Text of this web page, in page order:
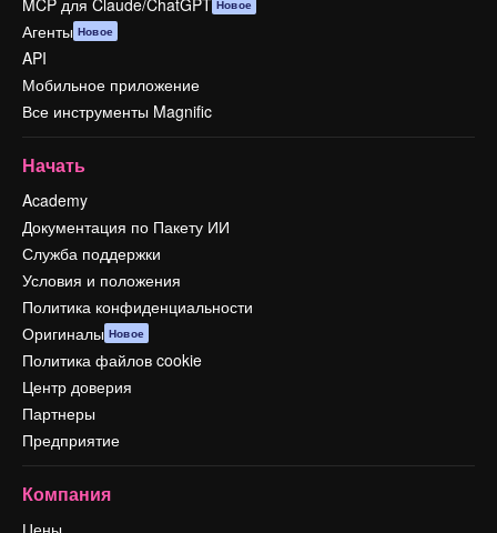
Новое
Агенты Новое
API
Мобильное приложение
Все инструменты Magnific
Начать
Academy
Документация по Пакету ИИ
Служба поддержки
Условия и положения
Политика конфиденциальности
Оригиналы Новое
Политика файлов cookie
Центр доверия
Партнеры
Предприятие
Компания
Цены